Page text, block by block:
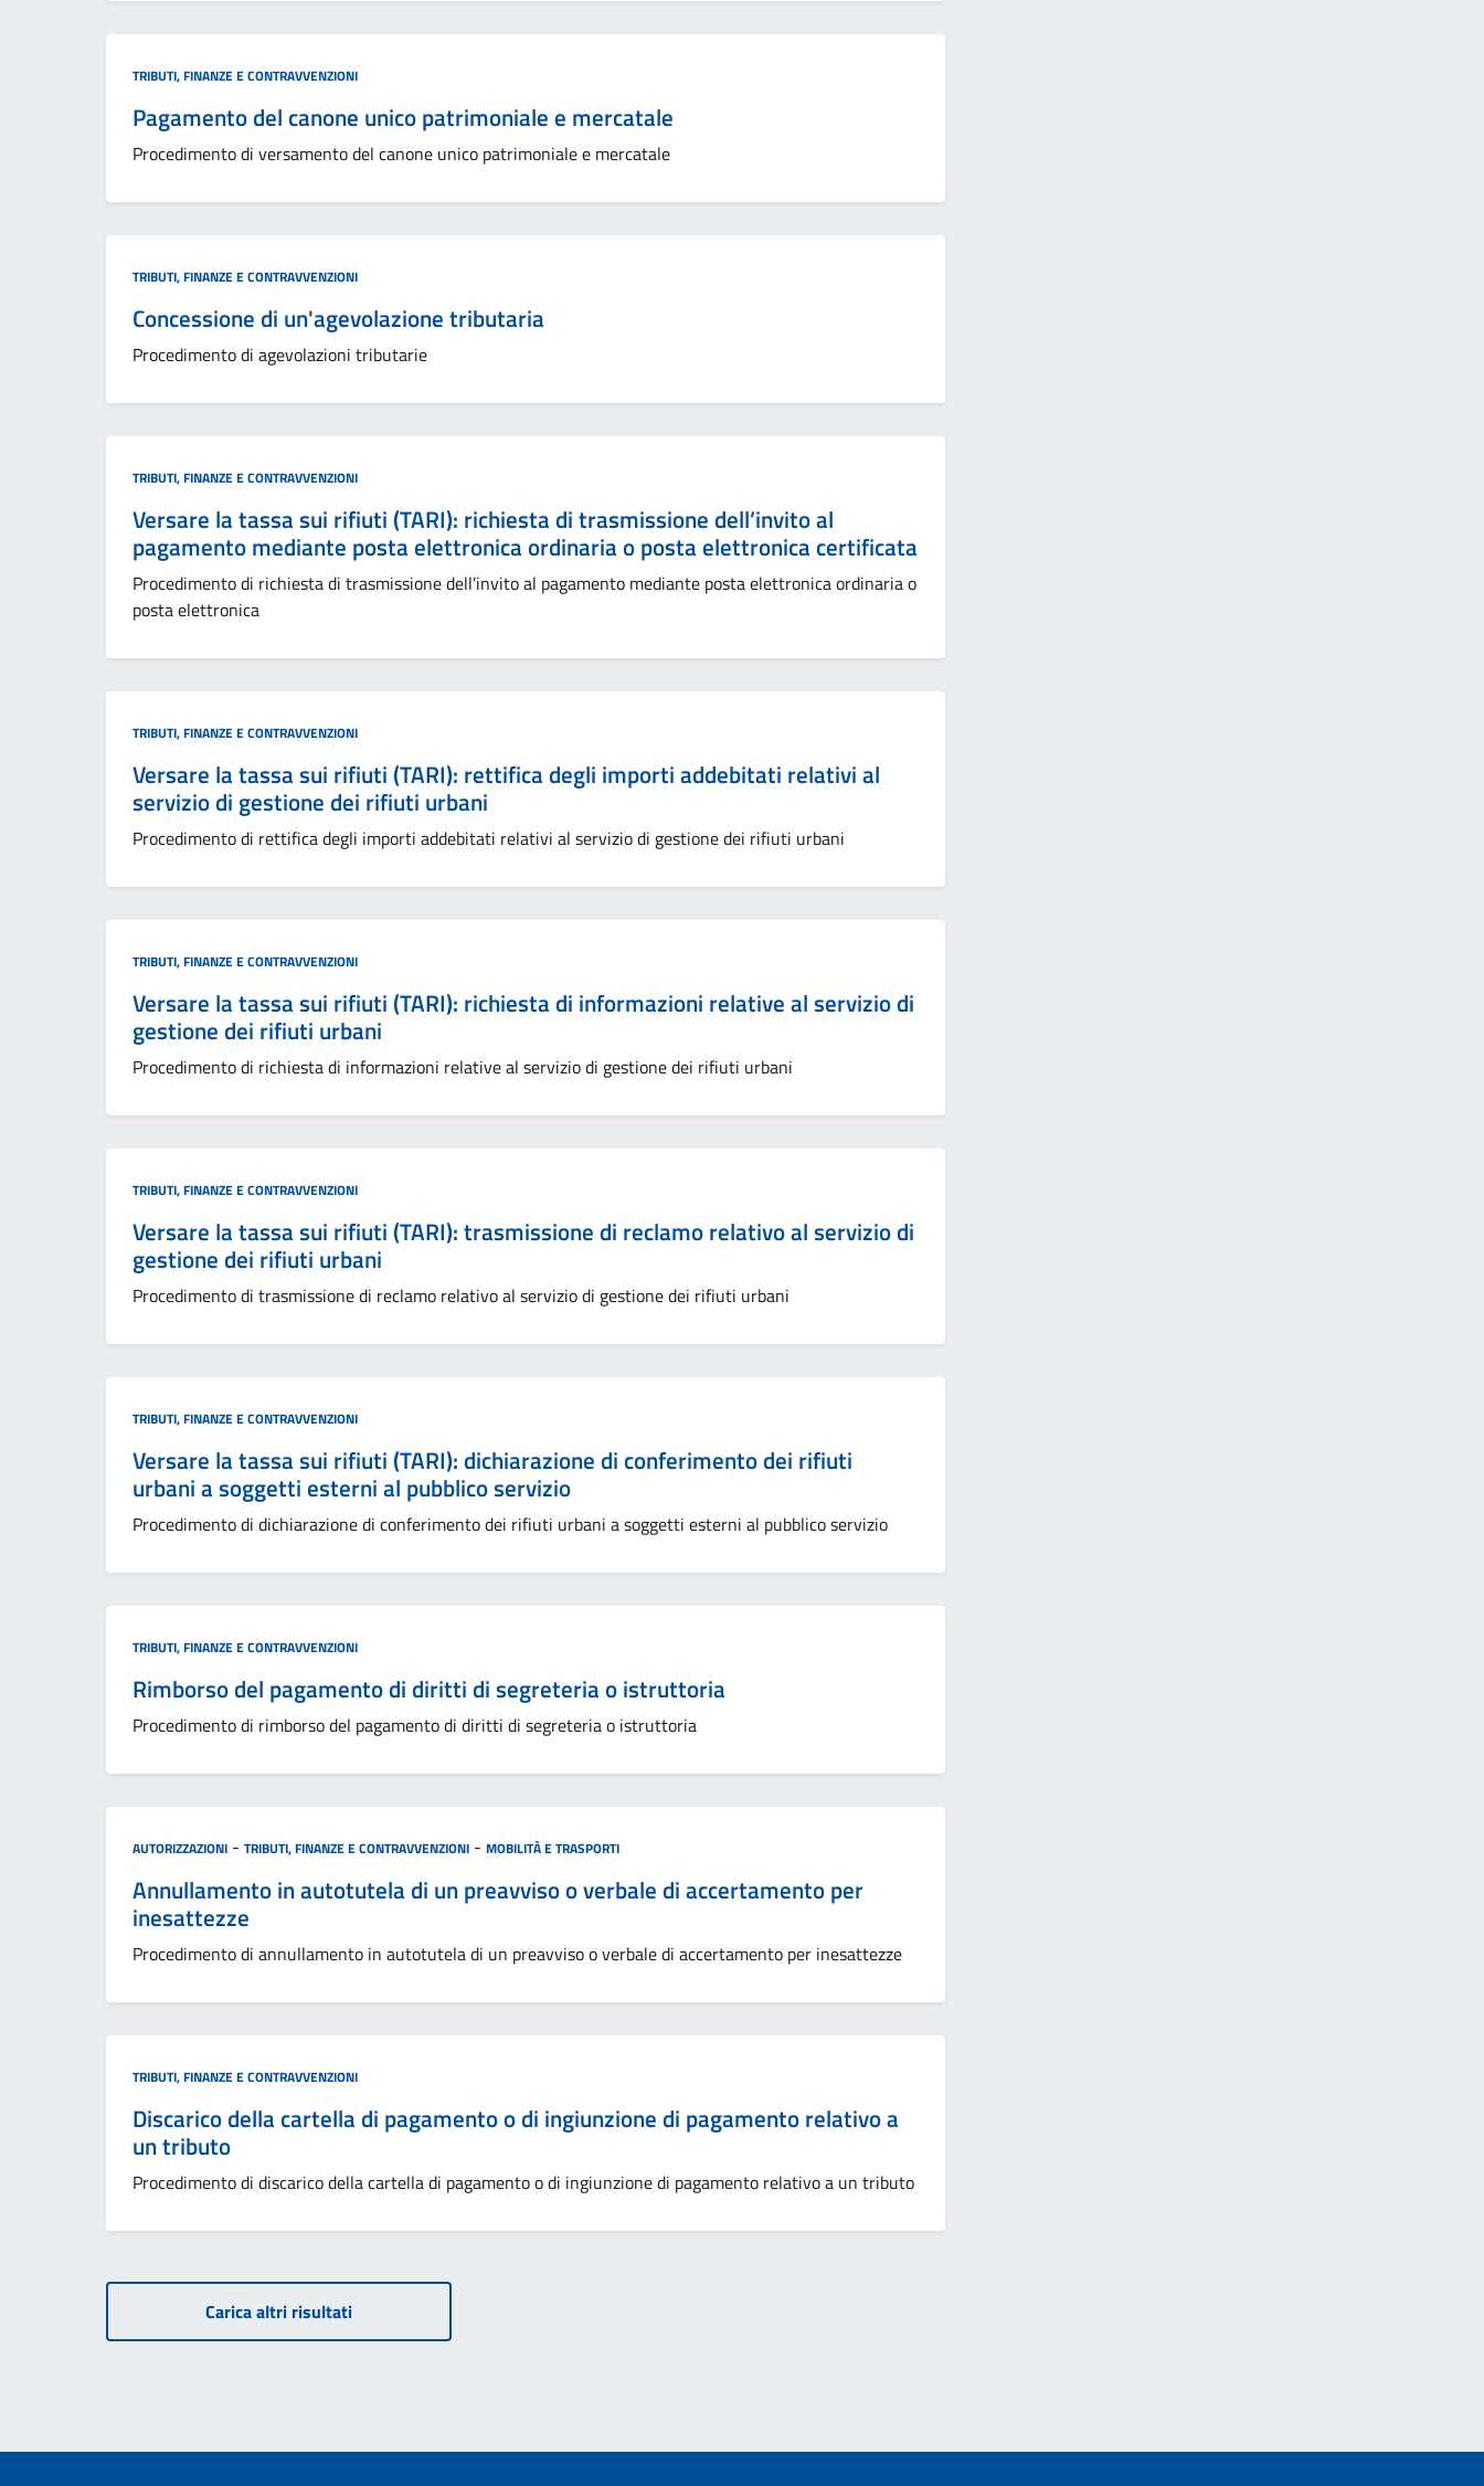
Categoria:
TRIBUTI, FINANZE E CONTRAVVENZIONI
Pagamento del canone unico patrimoniale e mercatale
Procedimento di versamento del canone unico patrimoniale e mercatale
Categoria:
TRIBUTI, FINANZE E CONTRAVVENZIONI
Concessione di un'agevolazione tributaria
Procedimento di agevolazioni tributarie
Categoria:
TRIBUTI, FINANZE E CONTRAVVENZIONI
Versare la tassa sui rifiuti (TARI): richiesta di trasmissione dell’invito al
pagamento mediante posta elettronica ordinaria o posta elettronica certificata
Procedimento di richiesta di trasmissione dell’invito al pagamento mediante posta elettronica ordinaria o
posta elettronica
Categoria:
TRIBUTI, FINANZE E CONTRAVVENZIONI
Versare la tassa sui rifiuti (TARI): rettifica degli importi addebitati relativi al
servizio di gestione dei rifiuti urbani
Procedimento di rettifica degli importi addebitati relativi al servizio di gestione dei rifiuti urbani
Categoria:
TRIBUTI, FINANZE E CONTRAVVENZIONI
Versare la tassa sui rifiuti (TARI): richiesta di informazioni relative al servizio di
gestione dei rifiuti urbani
Procedimento di richiesta di informazioni relative al servizio di gestione dei rifiuti urbani
Categoria:
TRIBUTI, FINANZE E CONTRAVVENZIONI
Versare la tassa sui rifiuti (TARI): trasmissione di reclamo relativo al servizio di
gestione dei rifiuti urbani
Procedimento di trasmissione di reclamo relativo al servizio di gestione dei rifiuti urbani
Categoria:
TRIBUTI, FINANZE E CONTRAVVENZIONI
Versare la tassa sui rifiuti (TARI): dichiarazione di conferimento dei rifiuti
urbani a soggetti esterni al pubblico servizio
Procedimento di dichiarazione di conferimento dei rifiuti urbani a soggetti esterni al pubblico servizio
Categoria:
TRIBUTI, FINANZE E CONTRAVVENZIONI
Rimborso del pagamento di diritti di segreteria o istruttoria
Procedimento di rimborso del pagamento di diritti di segreteria o istruttoria
Categoria:
AUTORIZZAZIONI - TRIBUTI, FINANZE E CONTRAVVENZIONI - MOBILITÀ E TRASPORTI
Annullamento in autotutela di un preavviso o verbale di accertamento per
inesattezze
Procedimento di annullamento in autotutela di un preavviso o verbale di accertamento per inesattezze
Categoria:
TRIBUTI, FINANZE E CONTRAVVENZIONI
Discarico della cartella di pagamento o di ingiunzione di pagamento relativo a
un tributo
Procedimento di discarico della cartella di pagamento o di ingiunzione di pagamento relativo a un tributo
Carica altri risultati